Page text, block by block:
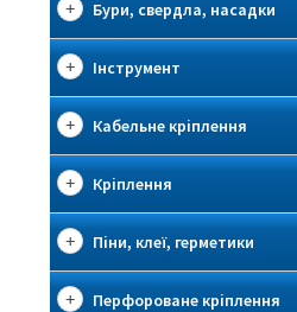
Бури, свердла, насадки
Інструмент
Кабельне кріплення
Кріплення
Піни, клеї, герметики
Перфороване кріплення